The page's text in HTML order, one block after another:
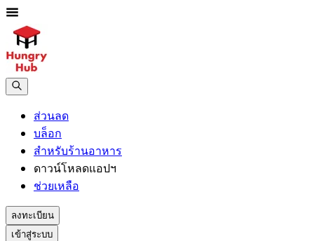
ส่วนลด
บล็อก
สำหรับร้านอาหาร
ดาวน์โหลดแอปฯ
ช่วยเหลือ
ลงทะเบียน
เข้าสู่ระบบ